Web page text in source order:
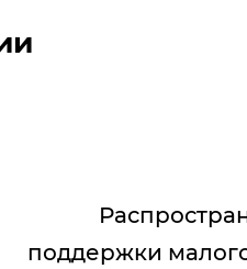
поддержки